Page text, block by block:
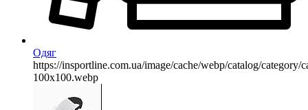
Одяг
https://insportline.com.ua/image/cache/webp/catalog/category/
100x100.webp